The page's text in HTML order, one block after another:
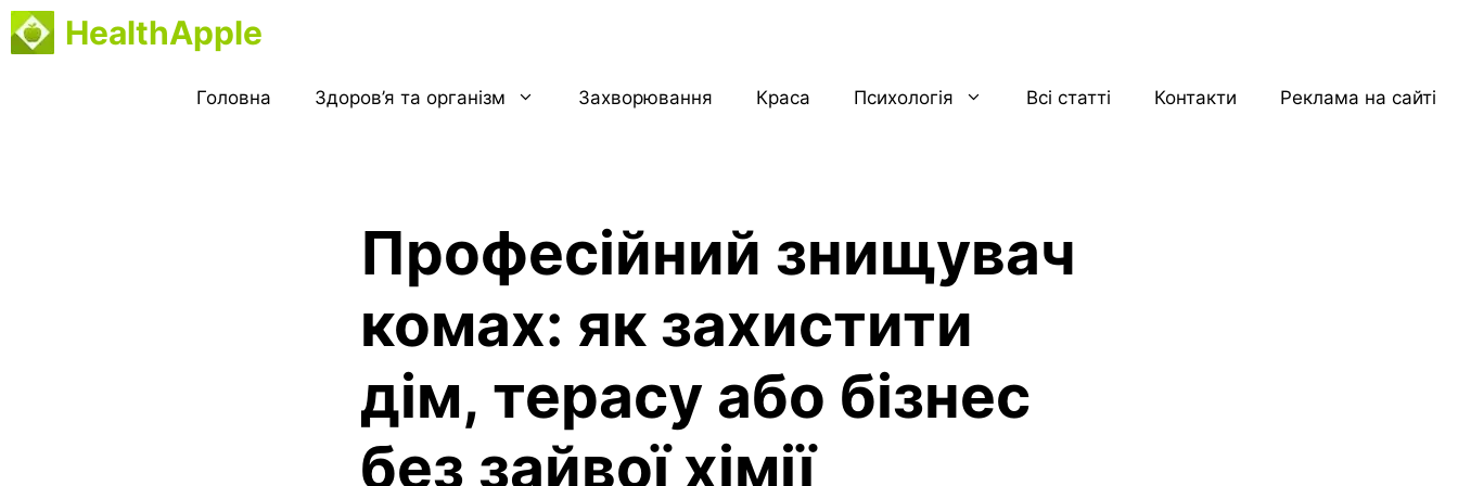
Перейти
до
HealthApple
Головна Здоров’я та організм Захворювання Краса Психологія Всі статті Контакти Реклама на сайті
Професійний знищувач
комах: як захистити
дім, терасу або бізнес
без зайвої хімії